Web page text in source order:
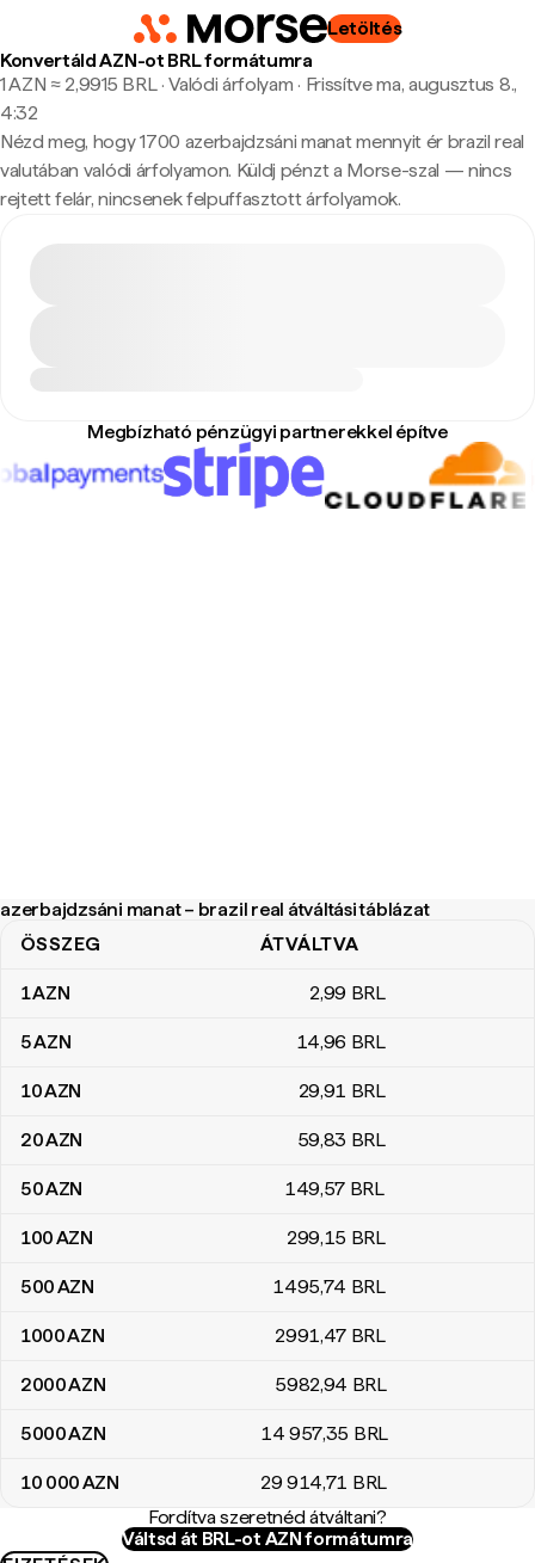
Letöltés
Konvertáld AZN-ot BRL formátumra
1 AZN ≈ 2,9915 BRL · Valódi árfolyam · Frissítve ma, augusztus 8.,
4:32
Nézd meg, hogy 1700 azerbajdzsáni manat mennyit ér brazil real
valutában valódi árfolyamon. Küldj pénzt a Morse-szal — nincs
rejtett felár, nincsenek felpuffasztott árfolyamok.
Megbízható pénzügyi partnerekkel építve
azerbajdzsáni manat – brazil real átváltási táblázat
azerbajdzsáni manat – brazil real átváltási táblázat
ÖSSZEG ÁTVÁLTVA
1AZN 2,99 BRL
5AZN 14,96 BRL
10AZN 29,91 BRL
20AZN 59,83 BRL
50AZN 149,57 BRL
100AZN 299,15 BRL
500AZN 1495,74 BRL
1000AZN 2991,47 BRL
2000AZN 5982,94 BRL
5000AZN 14 957,35 BRL
10 000AZN 29 914,71 BRL
Fordítva szeretnéd átváltani?
Váltsd át BRL-ot AZN formátumra